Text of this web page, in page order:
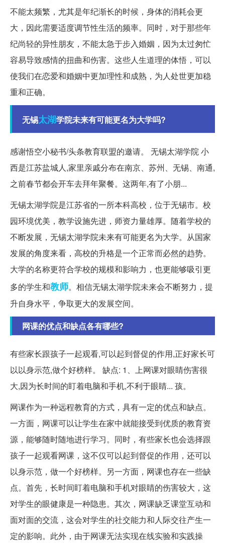
不能太频繁，尤其是年纪渐长的时候，身体的消耗会更
大，因此需要适度调节性生活的频率。同时，对于那些年
纪尚轻的异性朋友，不能太急于步入婚姻，因为太过匆忙
容易导致感情的扭曲和伤害。这些人生道理的体悟，可以
使我们在恋爱和婚姻中更加理性和成熟，为人处世更加稳
重和正确。
无锡太湖学院未来有可能更名为大学吗?
感谢悟空小秘书/头条教育联盟的邀请。 无锡太湖学院 小
西是江苏盐城人,家里亲戚分布在南京、苏州、无锡、南通,
之前春节都会开车去拜年聚餐。这两年,有了小朋...
无锡太湖学院是江苏省的一所本科高校，位于无锡市。校
园环境优美，教学设施先进，师资力量雄厚。随着学校的
不断发展，无锡太湖学院未来有可能更名为大学。从国家
发展的角度来看，高校的升格是一个正常而必然的趋势。
大学的名称更符合学校的规模和影响力，也更能够吸引更
多的学生和教师。相信无锡太湖学院未来会不断努力，提
升自身水平，争取更大的发展空间。
网课的优点和缺点各有哪些?
有些家长跟孩子一起观看,可以起到督促的作用,正好家长可
以以身示范,做个好榜样。 缺点: 1、上网课对眼睛伤害很
大,因为长时间的盯着电脑和手机,不利于眼睛... 孩。
网课作为一种远程教育的方式，具有一定的优点和缺点。
一方面，网课可以让学生在家中就能接受到优质的教育资
源，能够随时随地进行学习。同时，有些家长也会选择跟
孩子一起观看网课，这不仅可以起到督促的作用，还可以
以身示范，做一个好榜样。另一方面，网课也存在一些缺
点。首先，长时间盯着电脑和手机对眼睛的伤害较大，这
对学生的眼健康是一种隐患。其次，网课缺乏课堂互动和
面对面的交流，这会对学生的社交能力和人际交往产生一
定的影响。此外，由于网课无法实现在线实验和实践操